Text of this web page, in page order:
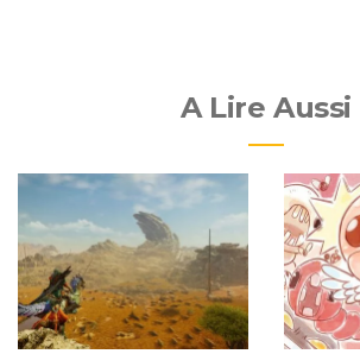
A Lire Aussi